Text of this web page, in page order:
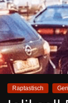
Raptastisch